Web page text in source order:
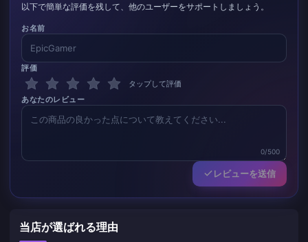
以下で簡単な評価を残して、他のユーザーをサポートしましょう。
お名前
評価
タップして評価
あなたのレビュー
0/500
レビューを送信
当店が選ばれる理由